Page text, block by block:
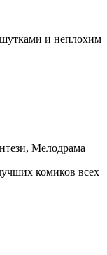
и неплохим
Мелодрама
комиков всех